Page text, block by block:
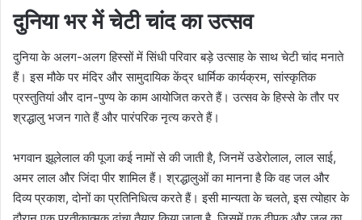
दुनिया भर में चेटी चांद का उत्सव
दुनिया के अलग-अलग हिस्सों में सिंधी परिवार बड़े उत्साह के साथ चेटी चांद मनाते
हैं। इस मौके पर मंदिर और सामुदायिक केंद्र धार्मिक कार्यक्रम, सांस्कृतिक
प्रस्तुतियां और दान-पुण्य के काम आयोजित करते हैं। उत्सव के हिस्से के तौर पर
श्रद्धालु भजन गाते हैं और पारंपरिक नृत्य करते हैं।
भगवान झूलेलाल की पूजा कई नामों से की जाती है, जिनमें उडेरोलाल, लाल साई,
अमर लाल और जिंदा पीर शामिल हैं। श्रद्धालुओं का मानना ​​है कि वह जल और
दिव्य प्रकाश, दोनों का प्रतिनिधित्व करते हैं। इसी मान्यता के चलते, इस त्योहार के